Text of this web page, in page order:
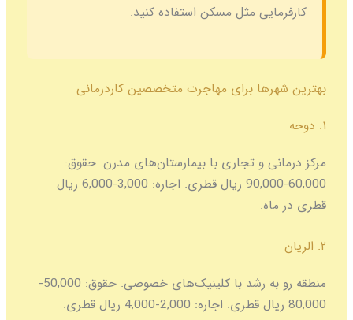
کارفرمایی مثل مسکن استفاده کنید.
بهترین شهرها برای مهاجرت متخصصین کاردرمانی
۱. دوحه
مرکز درمانی و تجاری با بیمارستان‌های مدرن. حقوق:
60,000-90,000 ریال قطری. اجاره: 3,000-6,000 ریال
قطری در ماه.
۲. الریان
منطقه رو به رشد با کلینیک‌های خصوصی. حقوق: 50,000-
80,000 ریال قطری. اجاره: 2,000-4,000 ریال قطری.